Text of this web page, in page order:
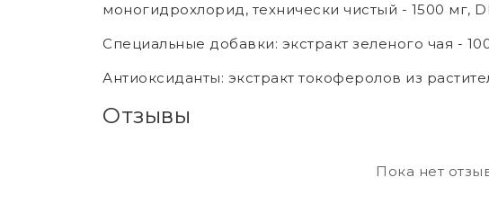
моногидрохлорид, технически чистый - 1500 мг,
Специальные добавки: экстракт зеленого чая -
Антиоксиданты: экстракт токоферолов из
Отзывы
Пока нет